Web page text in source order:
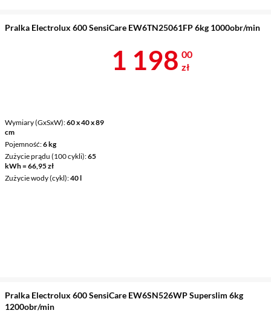
Pralka Electrolux 600 SensiCare EW6TN25061FP 6kg 1000obr/min
Wymiary (GxSxW) 60 x 40 x 89
cm
Pojemność 6 kg
Zużycie prądu (100 cykli) 65
kWh = 66,95 zł
Zużycie wody (cykl) 40 l
Cena 1 198 zł
1 198 00
zł
Pralka Electrolux 600 SensiCare EW6SN526WP Superslim 6kg
1200obr/min